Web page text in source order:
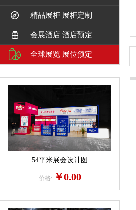
精品展柜 展柜定制
会展酒店 酒店预定
全球展览 展位预定
54平米展会设计图
价格: ￥0.00